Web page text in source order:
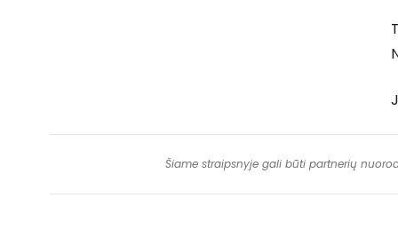
Šiame straipsnyje gali būti partnerių